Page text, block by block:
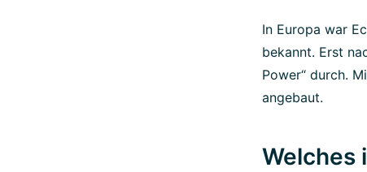
In Europa war
bekannt. Erst
Power“ durch.
angebaut.
Welches